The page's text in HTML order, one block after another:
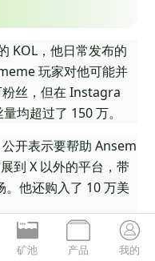
KOL，他日常发布的
玩家对他可能并
粉丝，但在 Instagra
均超过了 150 万。
开表示要帮助 Ansem
到 X 以外的平台，带
他还购入了 10 万美

矿池

产品

我的